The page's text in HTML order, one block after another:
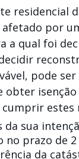
residencial
por
a qual foi
pode
isenção
estes
da sua
no prazo de
da